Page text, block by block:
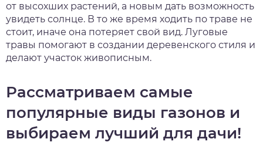
от высохших растений, а новым дать возможность
увидеть солнце. В то же время ходить по траве не
стоит, иначе она потеряет свой вид. Луговые
травы помогают в создании деревенского стиля и
делают участок живописным.
Рассматриваем самые
популярные виды газонов и
выбираем лучший для дачи!